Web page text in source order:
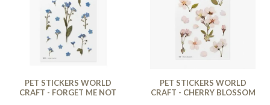
PET STICKERS WORLD
CRAFT - FORGET ME NOT
PET STICKERS WORLD
CRAFT - CHERRY BLOSSOM